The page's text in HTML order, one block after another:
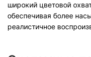
широкий цветовой
обеспечивая более
реалистичное